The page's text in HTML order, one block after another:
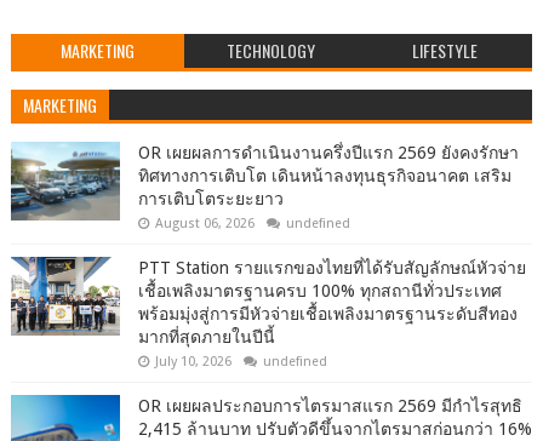
MARKETING TECHNOLOGY LIFESTYLE
MARKETING
OR เผยผลการดำเนินงานครึ่งปีแรก 2569 ยังคงรักษา
ทิศทางการเติบโต เดินหน้าลงทุนธุรกิจอนาคต เสริม
การเติบโตระยะยาว
August 06, 2026 undefined
PTT Station รายแรกของไทยที่ได้รับสัญลักษณ์หัวจ่าย
เชื้อเพลิงมาตรฐานครบ 100% ทุกสถานีทั่วประเทศ
พร้อมมุ่งสู่การมีหัวจ่ายเชื้อเพลิงมาตรฐานระดับสีทอง
มากที่สุดภายในปีนี้
July 10, 2026 undefined
OR เผยผลประกอบการไตรมาสแรก 2569 มีกำไรสุทธิ
2,415 ล้านบาท ปรับตัวดีขึ้นจากไตรมาสก่อนกว่า 16%